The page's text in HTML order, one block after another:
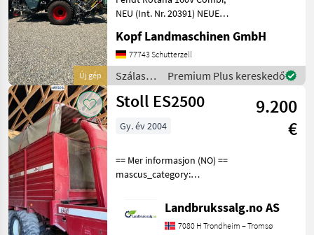
Új gép
i
NEU (Int. Nr. 20391) NEUE
Typ Rotana 160V Combi
Baujahr 2026 40km/h Netz-
und Folienbindung,
integrierte Wickelein
Kopf Landmaschinen GmbH
77743 Schutterzell
Szálastakarmány
betakarítók
/ Fendt
Premium Plus kereskedő
Stoll ES2500
9.200
€
Gy. év 2004
== Mer informasjon (NO) ==
mascus_category:
provide reference number
upon request: 9506 See
en.landbrukssalg.no/9506
Landbrukssalg.no AS
7080 H Trondheim – Tromsø